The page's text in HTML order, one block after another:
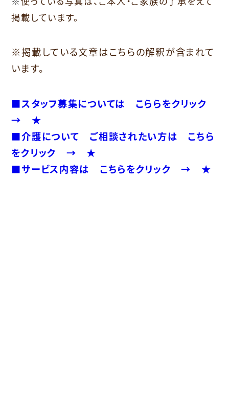
掲載しています。
※掲載している文章はこちらの解釈が含まれて
います。
■スタッフ募集については こららをクリック
→ ★
■介護について ご相談されたい方は こちら
をクリック → ★
■サービス内容は こちらをクリック → ★